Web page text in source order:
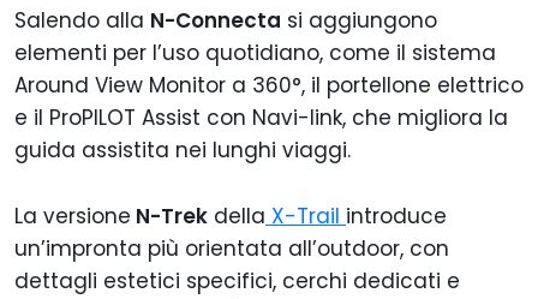
Salendo alla N-Connecta si aggiungono
elementi per l’uso quotidiano, come il sistema
Around View Monitor a 360°, il portellone elettrico
e il ProPILOT Assist con Navi-link, che migliora la
guida assistita nei lunghi viaggi.
La versione N-Trek della X-Trail introduce
un’impronta più orientata all’outdoor, con
dettagli estetici specifici, cerchi dedicati e